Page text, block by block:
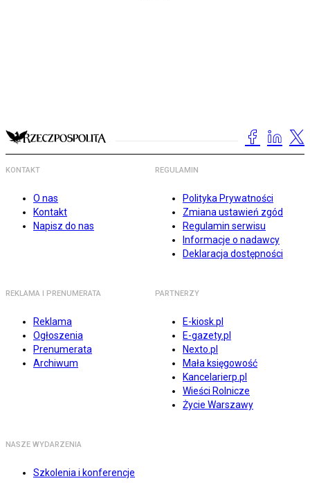
KONTAKT
O nas
Kontakt
Napisz do nas
REGULAMIN
Polityka Prywatności
Zmiana ustawień zgód
Regulamin serwisu
Informacje o nadawcy
Deklaracja dostępności
REKLAMA I PRENUMERATA
Reklama
Ogłoszenia
Prenumerata
Archiwum
PARTNERZY
E-kiosk.pl
E-gazety.pl
Nexto.pl
Mała księgowość
Kancelarierp.pl
Wieści Rolnicze
Życie Warszawy
NASZE WYDARZENIA
Szkolenia i konferencje